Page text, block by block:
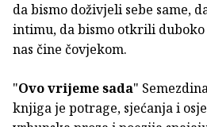
da bismo doživjeli sebe same,
intimu, da bismo otkrili
nas čine čovjekom.
"Ovo vrijeme sada"
knjiga je potrage, sjećanja i